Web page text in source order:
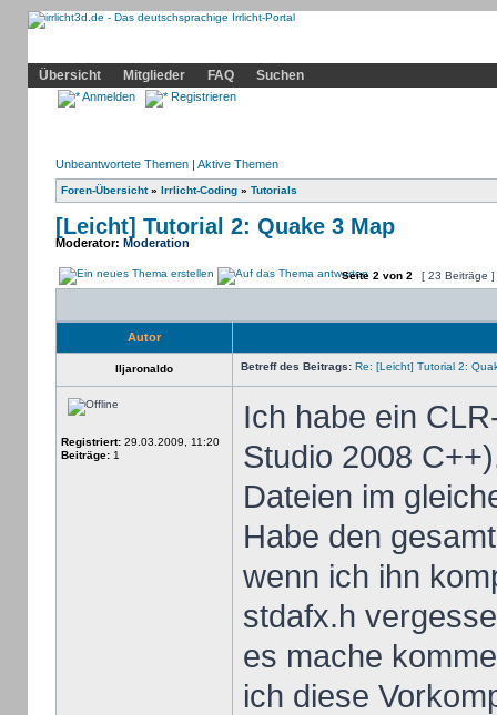
Übersicht
Mitglieder FAQ Suchen
Anmelden Registrieren
Unbeantwortete Themen| Aktive Themen
Foren-Übersicht» Irrlicht-Coding» Tutorials
[Leicht] Tutorial 2: Quake 3 Map
Moderator: Moderation
Seite 2 von 2 [ 23 Beiträge ]
Autor
Iljaronaldo Betreff des Beitrags: Re: [Leicht] Tutorial 2:
Registriert:29.03.2009, 11:20
Beiträge:1
Ich habe ein
Studio 2008
Dateien im
Habe den
wenn ich ihn
stdafx.h
es mache
ich diese